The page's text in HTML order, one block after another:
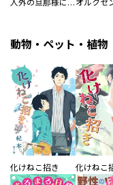
人外の旦那様に娶られ毎晩ナカまで愛される…。アンソロジー
動物・ペット・植物
化けねこ招き